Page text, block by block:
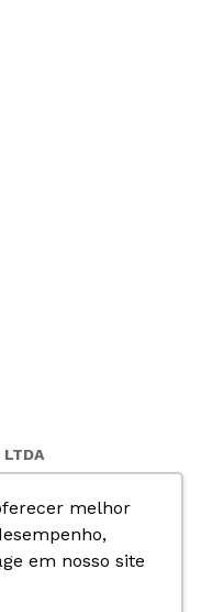
melhor
em nosso site
São Geraldo-
07.019.669/0001-74